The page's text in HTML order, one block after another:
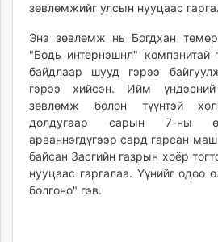
shuurhai.mn
unuudur.mn
isee.mn
mglradio.com
fact.mn
itoim.mn
tumen.mn
shuum.mn
times.mn
tvmongolia.mn
зөвлөмжийг улсын нууцаас
Энэ зөвлөмж нь Богдхан
"Бодь интернэшнл" компанитай
байдлаар шууд гэрээ
гэрээ хийсэн. Ийм
зөвлөмж болон түүнтэй
долдугаар сарын 7-ны
арваннэгдүгээр сард гарсан
байсан Засгийн газрын хоёр
нууцаас гаргалаа. Үүнийг одоо
болгоно" гэв.